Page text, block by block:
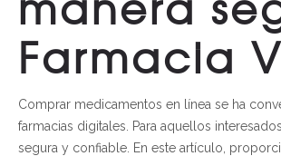
Farmacia
Comprar medicamentos en línea se ha
farmacias digitales. Para aquellos
segura y confiable. En este artículo,